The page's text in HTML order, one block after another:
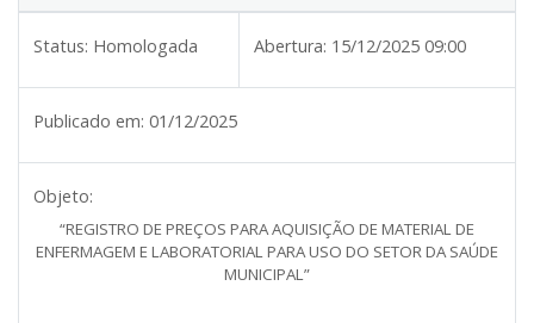
Status: Homologada Abertura: 15/12/2025 09:00
Publicado em: 01/12/2025
Objeto:
“REGISTRO DE PREÇOS PARA AQUISIÇÃO DE MATERIAL DE
ENFERMAGEM E LABORATORIAL PARA USO DO SETOR DA SAÚDE
MUNICIPAL”